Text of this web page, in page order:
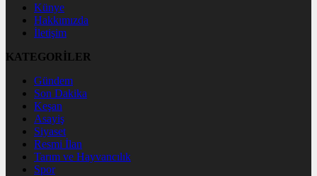
Künye
Hakkımızda
İletişim
KATEGORİLER
Gündem
Son Dakika
Keşan
Asayiş
Siyaset
Resmi İlan
Tarım ve Hayvancılık
Spor